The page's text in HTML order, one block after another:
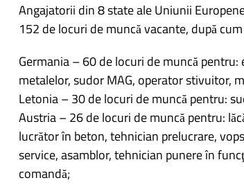
Angajatorii din 8 state ale Uniunii
152 de locuri de muncă vacante, după
Germania – 60 de locuri de muncă
metalelor, sudor MAG, operator stivuitor,
Letonia – 30 de locuri de muncă pentru:
Austria – 26 de locuri de muncă pentru:
lucrător în beton, tehnician prelucrare,
service, asamblor, tehnician punere în
comandă;